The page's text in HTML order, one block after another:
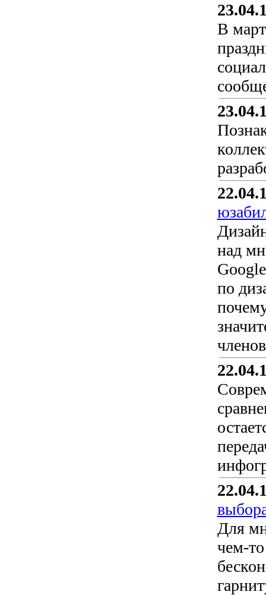
В
над
по
Для
чем-